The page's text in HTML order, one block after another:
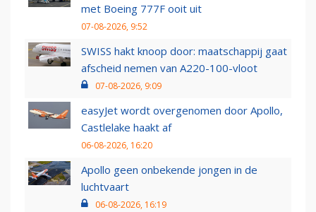
met Boeing 777F ooit uit
07-08-2026, 9:52
SWISS hakt knoop door: maatschappij gaat
afscheid nemen van A220-100-vloot
07-08-2026, 9:09
easyJet wordt overgenomen door Apollo,
Castlelake haakt af
06-08-2026, 16:20
Apollo geen onbekende jongen in de
luchtvaart
06-08-2026, 16:19